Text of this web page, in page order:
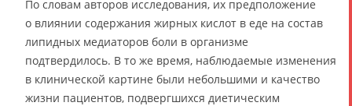
По словам авторов исследования, их предположение
о влиянии содержания жирных кислот в еде на состав
липидных медиаторов боли в организме
подтвердилось. В то же время, наблюдаемые изменения
в клинической картине были небольшими и качество
жизни пациентов, подвергшихся диетическим